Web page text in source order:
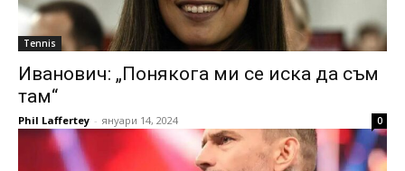
Tennis
Иванович: „Понякога ми се иска да съм
там“
Phil Laffertey - януари 14, 2024 0